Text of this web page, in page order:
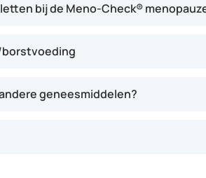
bij de Meno-Check®
geneesmiddelen?